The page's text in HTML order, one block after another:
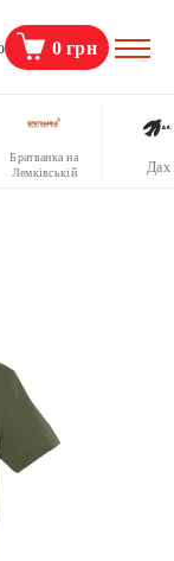
0грн
Братванка на
Лемківській
Дах